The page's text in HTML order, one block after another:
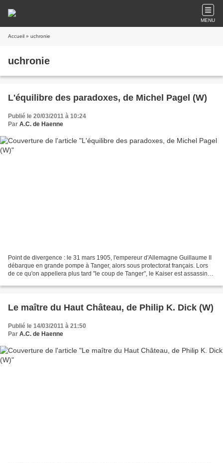
MENU
Accueil » uchronie
uchronie
L'équilibre des paradoxes, de Michel Pagel (W)
Publié le 20/03/2011 à 10:24
Par A.C. de Haenne
Point de divergence : le 31 mars 1905, l'empereur d'Allemagne Guillaume II
débarque en grande pompe à Tanger, alors sous protectorat français. Lors
de ce qu'on appellera plus tard "le coup de Tanger", le Kaiser est assassiné.
Le maître du Haut Château, de Philip K. Dick (W)
Publié le 14/03/2011 à 21:50
Par A.C. de Haenne